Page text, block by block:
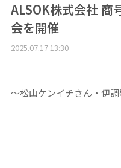
おすすめコンテンツ
出版物
ALSOK株式会社 商
会を開催
2025.07.17 13:30
～松山ケンイチさん・伊